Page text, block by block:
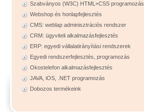
Szabványos (W3C) HTML+CSS programozás
Webshop és honlapfejlesztés
CMS: weblap adminisztrációs rendszer
CRM: ügyviteli alkalmazásfejlesztés
ERP: egyedi vállalatirányítási rendszerek
Egyedi rendszerfejlesztés, programozás
Okostelefon alkalmazásfejlesztés
JAVA, iOS, .NET programozás
Dobozos termékeink